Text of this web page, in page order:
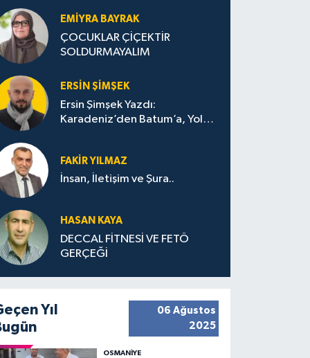
STRATEJİLERİ
EMIYRA BAYRAK
ÇOCUKLAR ÇİÇEKTİR
SOLDURMAYALIM
ERSIN ŞIMŞEK
Ersin Şimşek Yazdı:
Karadeniz’den Batum’a, Yolun
FAKIR YILMAZ
İnsan, İletişim ve Şura..
HASAN KAYA
DECCAL FİTNESİ VE FETÖ
GERÇEĞİ
Yıl
06 Ağustos
2025
OSMANIYE